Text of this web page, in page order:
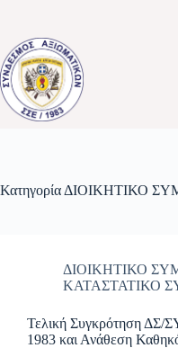
περιεχόμενο
Κατηγορία ΔΙΟΙΚΗΤΙΚΟ
ΔΙΟΙΚΗΤΙΚΟ
ΚΑΤΑΣΤΑΤΙΚΟ
Τελική Συγκρότηση
1983 και Ανάθεση